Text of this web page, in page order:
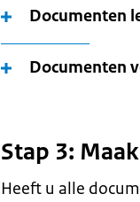
Documenten
Documenten
Stap 3:
Heeft u alle